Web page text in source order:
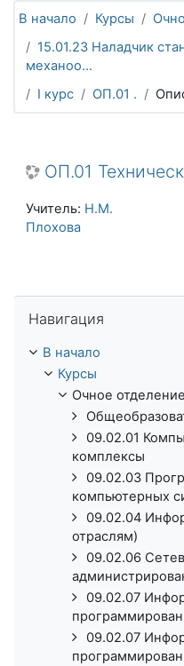
В начало Курсы
15.01.23 Наладчик
механоо...
I курс
ОП.01 .
ОП.01
Учитель: Н.М.
Плохова
Навигация
В начало
Курсы
Очное отделение
09.02.01
комплексы
09.02.03
компьютерных
09.02.04
отраслям)
09.02.06
09.02.07
09.02.07